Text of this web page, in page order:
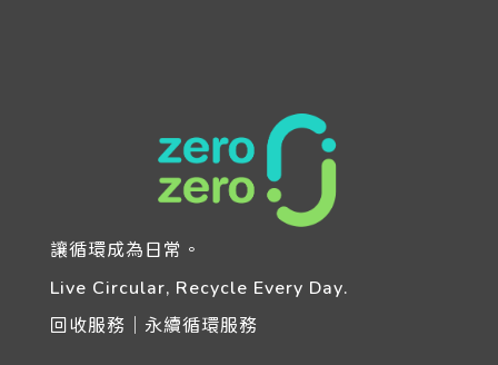
讓循環成為日常。
Live Circular, Recycle Every Day.
回收服務｜永續循環服務